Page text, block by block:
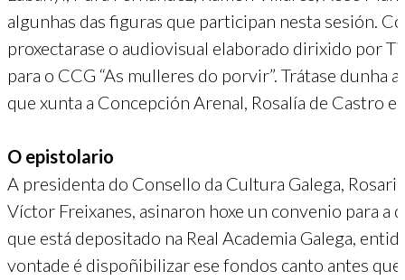
algunhas das figuras que participan nesta sesión.
proxectarase o audiovisual elaborado dirixido por
para o CCG “As mulleres do porvir”. Trátase
que xunta a Concepción Arenal, Rosalía de Castro
O epistolario
A presidenta do Consello da Cultura Galega,
Víctor Freixanes, asinaron hoxe un convenio para a
que está depositado na Real Academia Galega,
vontade é dispoñibilizar ese fondos canto antes